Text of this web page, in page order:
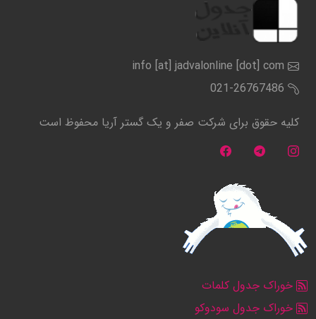
info [at] jadvalonline [dot] com
021-26767486
کلیه حقوق برای شرکت صفر و یک گستر آریا محفوظ است
خوراک جدول کلمات
خوراک جدول سودوکو